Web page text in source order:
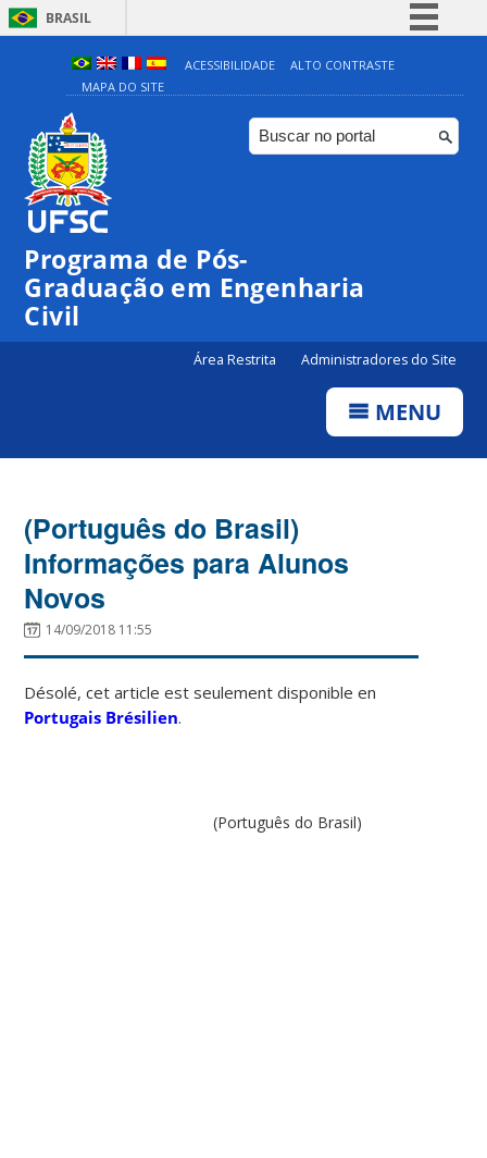
BRASIL
Simplifique!
Comunica BR
Participe
ACESSIBILIDADE
ALTO CONTRASTE
MAPA DO SITE
Programa de Pós-
Graduação em Engenharia
Civil
Área Restrita Administradores do Site
MENU
(Português do Brasil)
Informações para Alunos
Novos
14/09/2018 11:55
Désolé, cet article est seulement disponible en
Portugais Brésilien.
(Português do Brasil)